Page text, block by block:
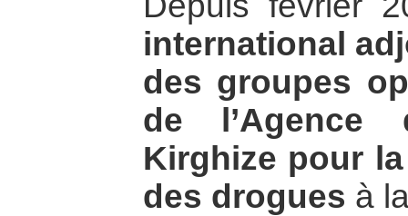
international
des groupes
de l’Agence
Kirghize pour
des drogues à